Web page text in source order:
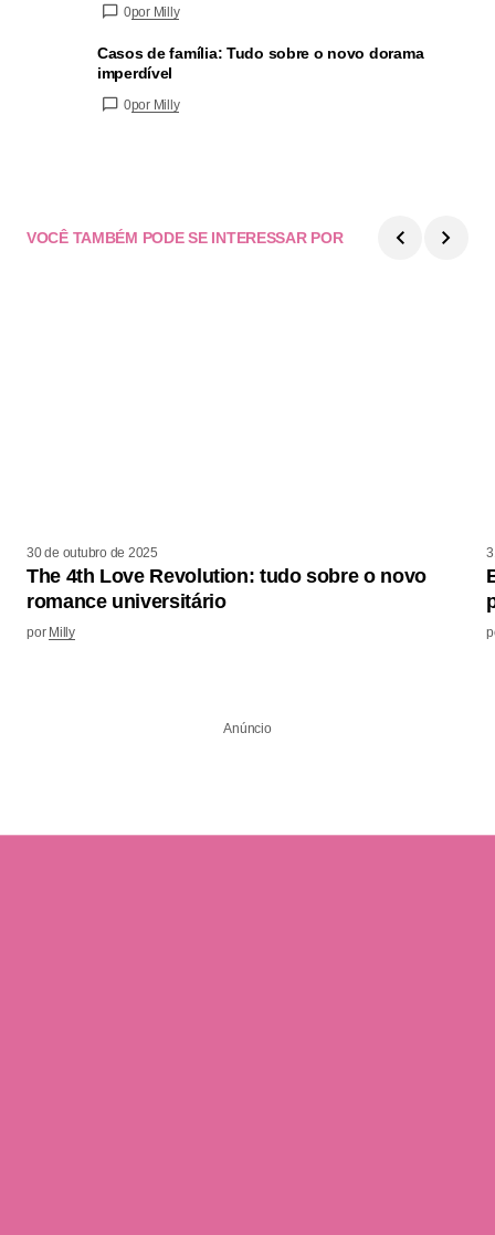
0por Milly
Casos de família: Tudo sobre o novo dorama
imperdível
0por Milly
VOCÊ TAMBÉM PODE SE INTERESSAR POR
30 de outubro de 2025
The 4th Love Revolution: tudo sobre o novo
romance universitário
por Milly
Anúncio